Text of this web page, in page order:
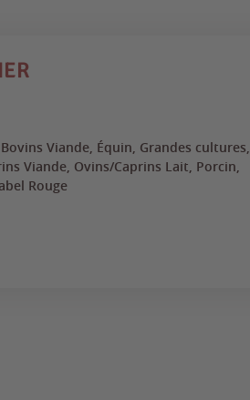
Viande, Équin, Grandes cultures,
Viande, Ovins/Caprins Lait, Porcin,
Rouge